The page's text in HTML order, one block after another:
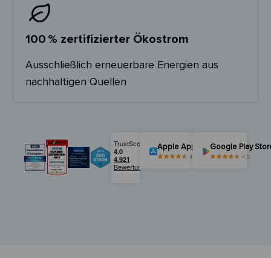
100 % zertifizierter Ökostrom
Ausschließlich erneuerbare Energien aus
nachhaltigen Quellen
Apple App Store
4,5
Google Play
4,5